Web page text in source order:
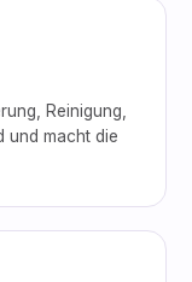
Reinigung,
und macht die